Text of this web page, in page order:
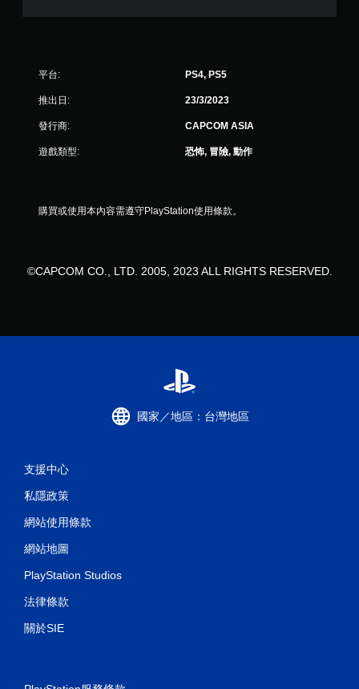
，
平台: PS4, PS5
推出日: 23/3/2023
發行商: CAPCOM ASIA
遊戲類型: 恐怖, 冒險, 動作
購買或使用本內容需遵守PlayStation使用條款。
©CAPCOM CO., LTD. 2005, 2023 ALL RIGHTS RESERVED.
國家／地區：台灣地區
支援中心
私隱政策
網站使用條款
網站地圖
PlayStation Studios
法律條款
關於SIE